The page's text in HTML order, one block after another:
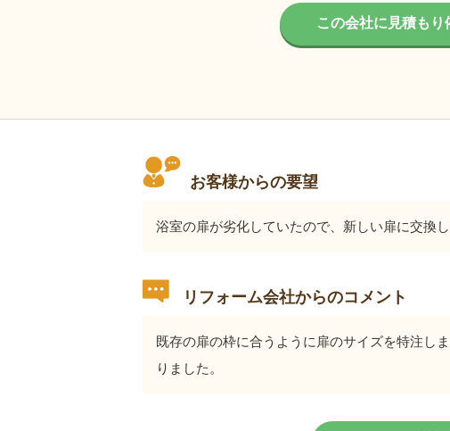
この会社に見積もり
お客様からの要望
浴室の扉が劣化していたので、新しい扉に交換
リフォーム会社からのコメント
既存の扉の枠に合うように扉のサイズを特注し
りました。